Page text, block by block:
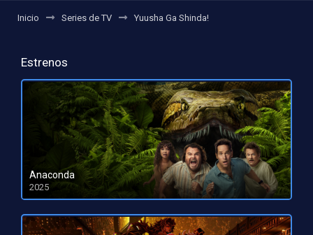
Inicio Series de TV Yuusha Ga Shinda!
Estrenos
Anaconda
2025
HD 1080pHD 720p